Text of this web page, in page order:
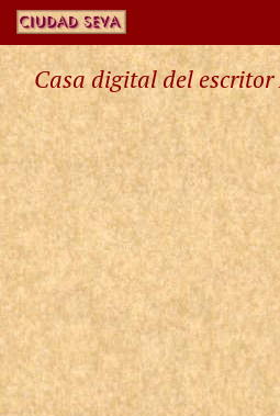
Casa digital del escritor